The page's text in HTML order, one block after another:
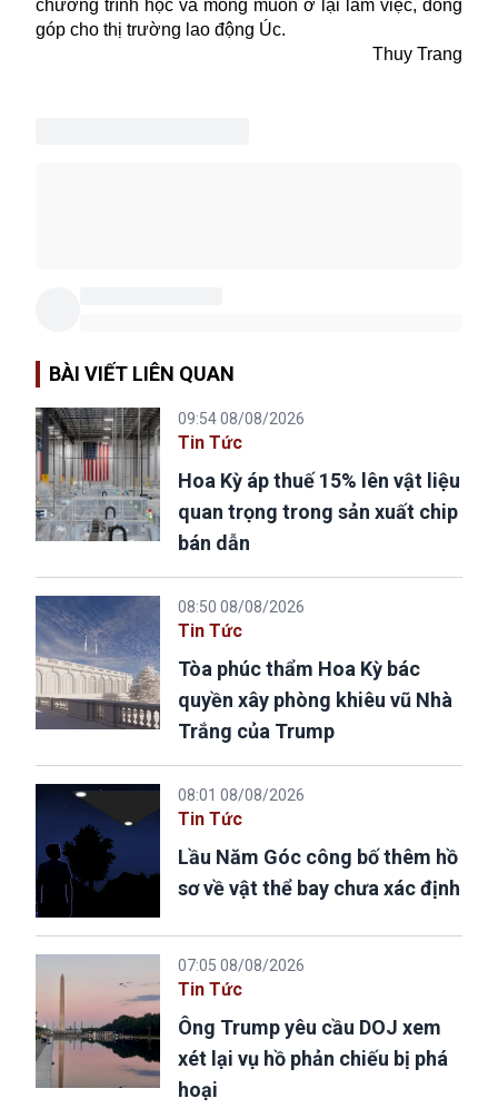
chương trình học và mong muốn ở lại làm việc, đóng
góp cho thị trường lao động Úc.
Thuy Trang
BÀI VIẾT LIÊN QUAN
09:54 08/08/2026
Tin Tức
Hoa Kỳ áp thuế 15% lên vật liệu
quan trọng trong sản xuất chip
bán dẫn
08:50 08/08/2026
Tin Tức
Tòa phúc thẩm Hoa Kỳ bác
quyền xây phòng khiêu vũ Nhà
Trắng của Trump
08:01 08/08/2026
Tin Tức
Lầu Năm Góc công bố thêm hồ
sơ về vật thể bay chưa xác định
07:05 08/08/2026
Tin Tức
Ông Trump yêu cầu DOJ xem
xét lại vụ hồ phản chiếu bị phá
hoại